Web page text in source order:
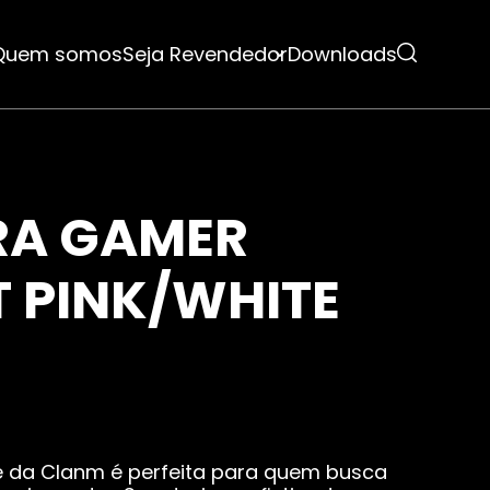
somosSeja RevendedorDownloads
GAMER
PINK/WHITE
da Clanm é perfeita para quem busca